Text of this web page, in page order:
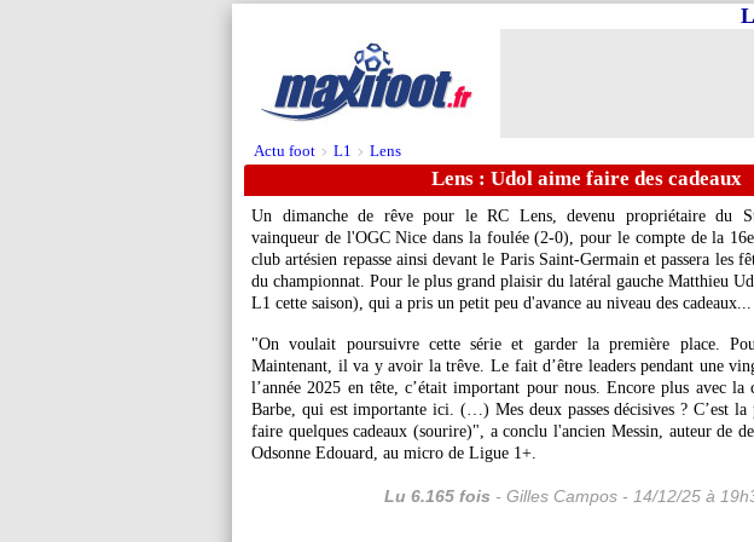
Actu foot > L1 > Lens
Lens : Udol aime faire des cadeaux
Un dimanche de rêve pour le RC Lens, devenu propriétaire du
vainqueur de l'OGC Nice dans la foulée (2-0), pour le compte de la
club artésien repasse ainsi devant le Paris Saint-Germain et passera les
du championnat. Pour le plus grand plaisir du latéral gauche Matthieu
L1 cette saison), qui a pris un petit peu d'avance au niveau des cadeaux...
"On voulait poursuivre cette série et garder la première place.
Maintenant, il va y avoir la trêve. Le fait d’être leaders pendant une
l’année 2025 en tête, c’était important pour nous. Encore plus avec la
Barbe, qui est importante ici. (…) Mes deux passes décisives ? C’est
faire quelques cadeaux (sourire)", a conclu l'ancien Messin, auteur de
Odsonne Edouard, au micro de Ligue 1+.
Lu 6.165 fois - Gilles Campos - 14/12/25 à